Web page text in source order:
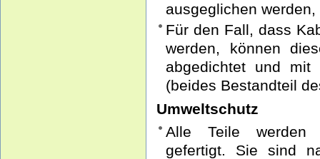
ausgeglichen
Für den Fall, dass
werden, können
abgedichtet und mit
(beides Bestandteil
Umweltschutz
Alle Teile werden
gefertigt. Sie sind